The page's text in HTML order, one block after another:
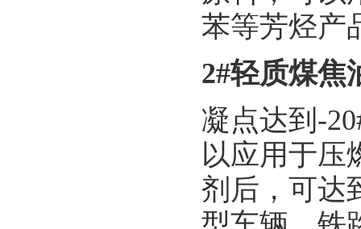
苯等芳烃产
2#轻质煤焦
凝点达到-
以应用于压
剂后，可达